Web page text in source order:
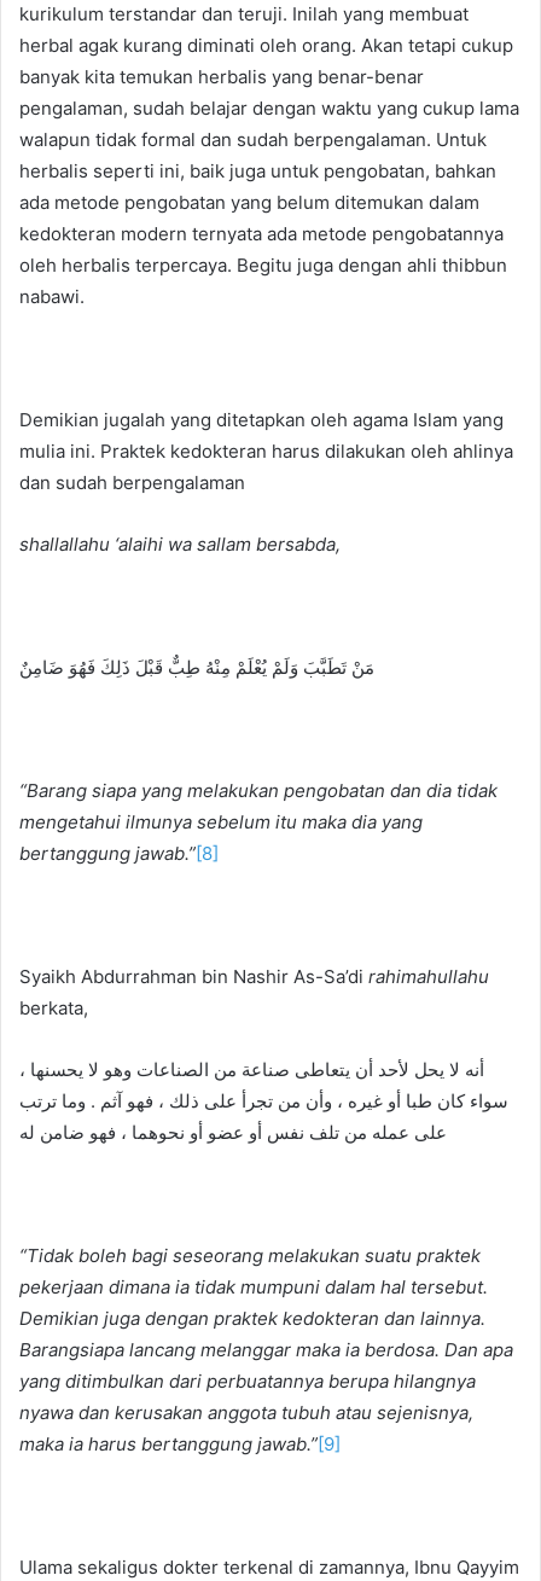
kurikulum terstandar dan teruji. Inilah yang membuat
herbal agak kurang diminati oleh orang. Akan tetapi cukup
banyak kita temukan herbalis yang benar-benar
pengalaman, sudah belajar dengan waktu yang cukup lama
walapun tidak formal dan sudah berpengalaman. Untuk
herbalis seperti ini, baik juga untuk pengobatan, bahkan
ada metode pengobatan yang belum ditemukan dalam
kedokteran modern ternyata ada metode pengobatannya
oleh herbalis terpercaya. Begitu juga dengan ahli thibbun
nabawi.
Demikian jugalah yang ditetapkan oleh agama Islam yang
mulia ini. Praktek kedokteran harus dilakukan oleh ahlinya
dan sudah berpengalaman
shallallahu ‘alaihi wa sallam bersabda,
مَنْ تَطَبَّبَ وَلَمْ يُعْلَمْ مِنْهُ طِبٌّ قَبْلَ ذَلِكَ فَهُوَ ضَامِنٌ
“Barang siapa yang melakukan pengobatan dan dia tidak
mengetahui ilmunya sebelum itu maka dia yang
bertanggung jawab.”[8]
Syaikh Abdurrahman bin Nashir As-Sa’di rahimahullahu
berkata,
أنه لا يحل لأحد أن يتعاطى صناعة من الصناعات وهو لا يحسنها ،
سواء كان طبا أو غيره ، وأن من تجرأ على ذلك ، فهو آثم . وما ترتب
على عمله من تلف نفس أو عضو أو نحوهما ، فهو ضامن له
“Tidak boleh bagi seseorang melakukan suatu praktek
pekerjaan dimana ia tidak mumpuni dalam hal tersebut.
Demikian juga dengan praktek kedokteran dan lainnya.
Barangsiapa lancang melanggar maka ia berdosa. Dan apa
yang ditimbulkan dari perbuatannya berupa hilangnya
nyawa dan kerusakan anggota tubuh atau sejenisnya,
maka ia harus bertanggung jawab.”[9]
Ulama sekaligus dokter terkenal di zamannya, Ibnu Qayyim